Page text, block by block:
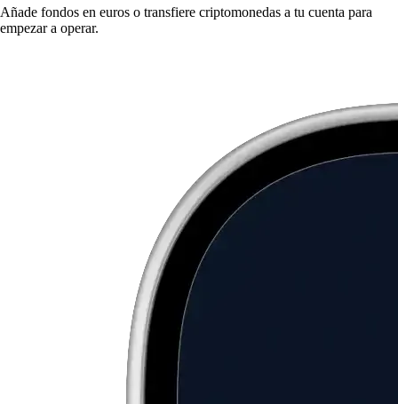
Añade fondos en euros o transfiere criptomonedas a tu cuenta para
empezar a operar.